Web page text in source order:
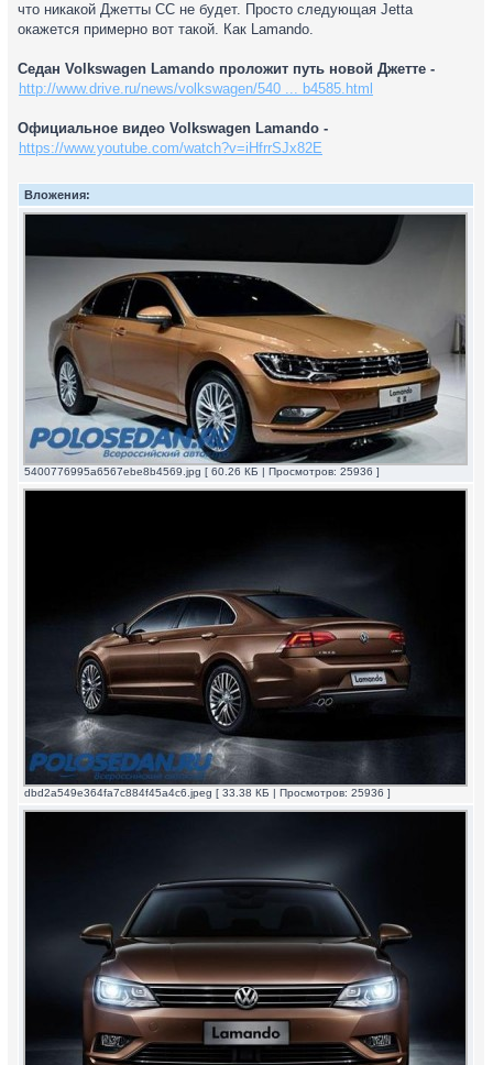
что никакой Джетты СС не будет. Просто следующая Jetta
окажется примерно вот такой. Как Lamando.
Cедан Volkswagen Lamando проложит путь новой Джетте -
http://www.drive.ru/news/volkswagen/540 ... b4585.html
Официальное видео Volkswagen Lamando -
https://www.youtube.com/watch?v=iHfrrSJx82E
Вложения:
5400776995a6567ebe8b4569.jpg [ 60.26 КБ | Просмотров: 25936 ]
dbd2a549e364fa7c884f45a4c6.jpeg [ 33.38 КБ | Просмотров: 25936 ]